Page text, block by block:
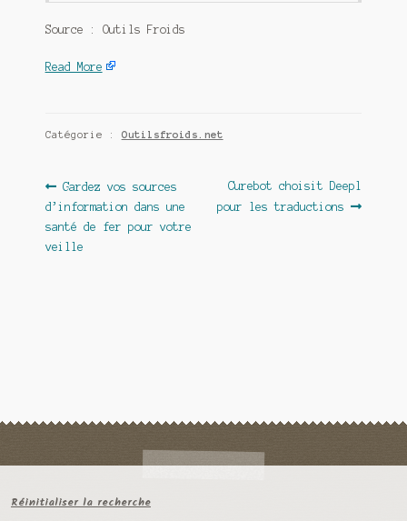
Source : Outils Froids
Read More
Catégorie : Outilsfroids.net
Navigation
de
l’article
Article
précédent :
Gardez vos sources
d’information dans une
santé de fer pour votre
veille
Article
suivant :
Curebot choisit Deepl
pour les traductions
Réinitialiser la recherche